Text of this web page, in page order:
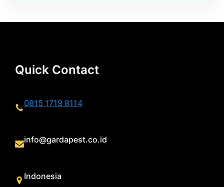
Quick Contact
0815 1719 8114
info@gardapest.co.id
Indonesia